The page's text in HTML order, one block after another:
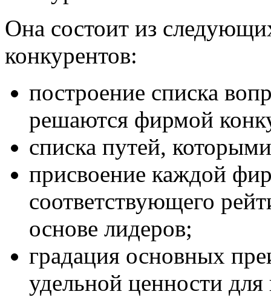
Она состоит из
конкурентов:
построение списка
решаются фирмой
списка путей,
присвоение каждой
соответствующего
основе лидеров;
градация основных
удельной ценности для